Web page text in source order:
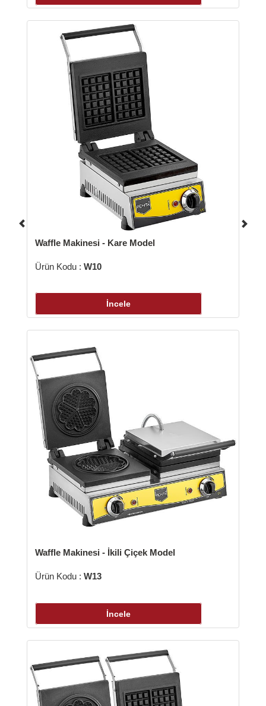
Waffle Makinesi - Kare Model
Ürün Kodu : W10
İncele
Waffle Makinesi - İkili Çiçek Model
Ürün Kodu : W13
İncele